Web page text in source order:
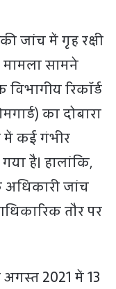
जांच में गृह रक्षी
मामला सामने
रिकॉर्ड
का दोबारा
में कई गंभीर
है। हालांकि,
अधिकारी जांच
तौर पर
2021 में 13